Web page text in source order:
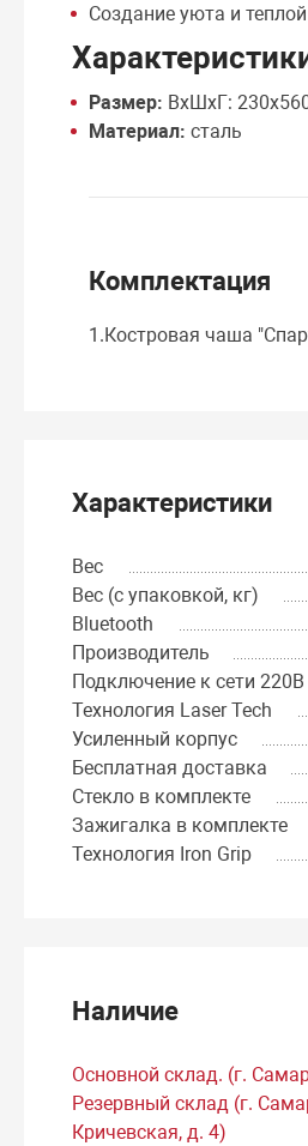
Создание уюта и
Размер: ВхШхГ:
Материал: сталь
Комплектация
1.Костровая чаша
Характеристики
Вес
Вес (с упаковкой, кг)
Bluetooth
Производитель
Подключение к сети 220В
Технология Laser Tech
Усиленный корпус
Бесплатная доставка
Стекло в комплекте
Зажигалка в комплекте
Технология Iron Grip
Наличие
Основной склад. (г.
Резервный склад (г.
Кричевская, д. 4)